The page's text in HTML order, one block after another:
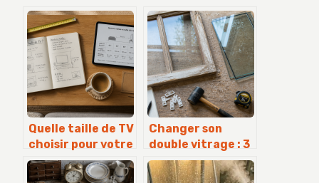
Quelle taille de TV
choisir pour votre
salon : la règle du
1,2 pour une
Changer son
double vitrage : 3
étapes pour isoler
sa maison sans